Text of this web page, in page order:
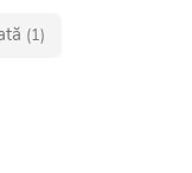
(1)